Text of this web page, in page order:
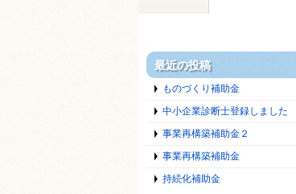
最近の投稿
ものづくり補助金
中小企業診断士登録しました
事業再構築補助金２
事業再構築補助金
持続化補助金